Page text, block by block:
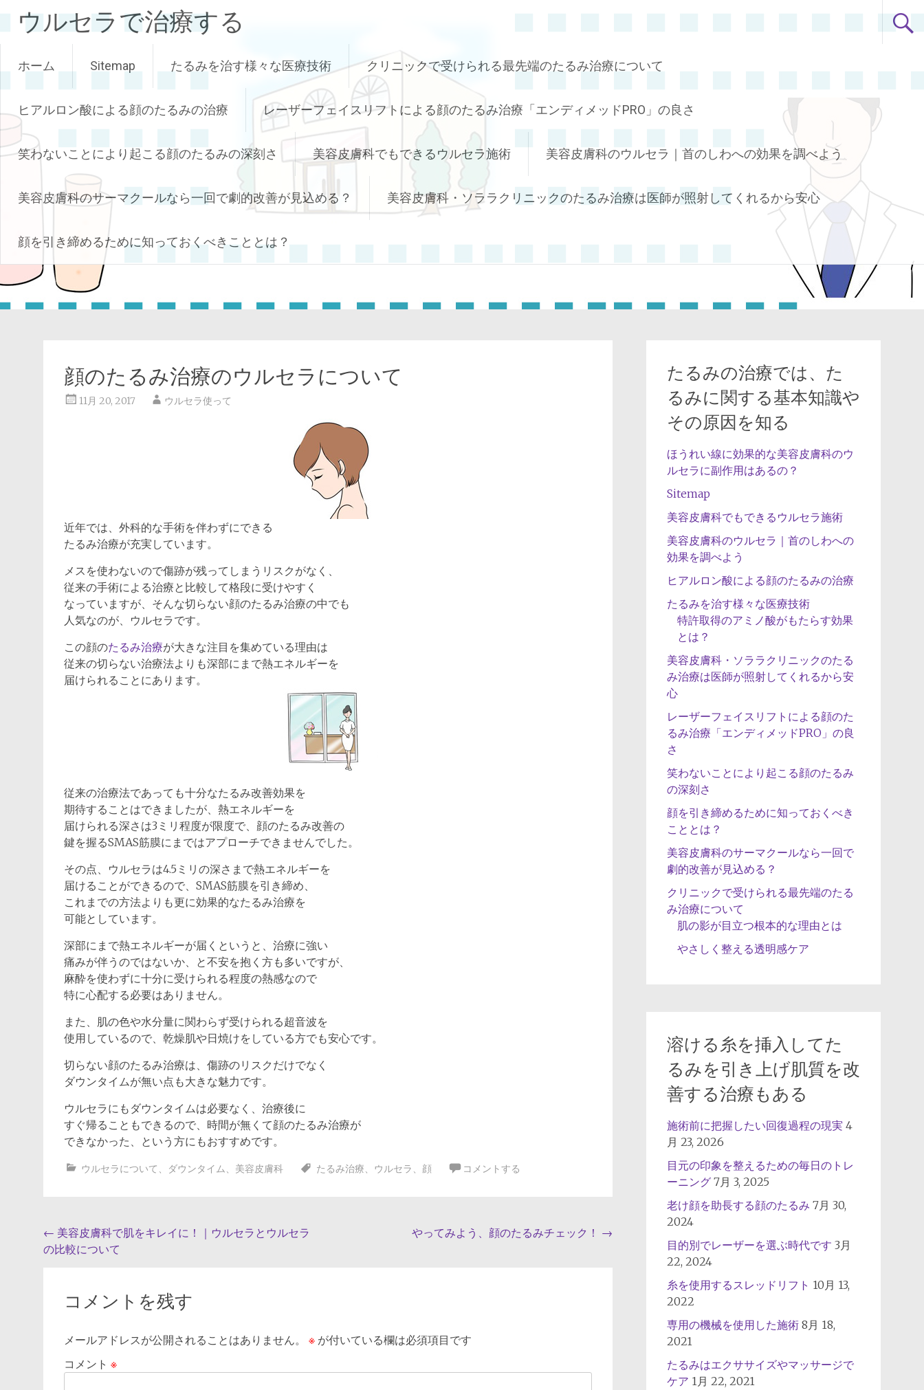
テ
プ
ウルセラで治療する
ホーム Sitemap たるみを治す様々な医療技術 クリニックで受けられる最先端のたるみ治療について
ヒアルロン酸による顔のたるみの治療 レーザーフェイスリフトによる顔のたるみ治療「エンディメッドPRO」の良さ
笑わないことにより起こる顔のたるみの深刻さ 美容皮膚科でもできるウルセラ施術 美容皮膚科のウルセラ｜首のしわへの効果を調べよう
美容皮膚科のサーマクールなら一回で劇的改善が見込める？ 美容皮膚科・ソララクリニックのたるみ治療は医師が照射してくれるから安心
顔を引き締めるために知っておくべきこととは？
顔のたるみ治療のウルセラについて
11月 20, 2017 ウルセラ使って
近年では、外科的な手術を伴わずにできる
たるみ治療が充実しています。
メスを使わないので傷跡が残ってしまうリスクがなく、
従来の手術による治療と比較して格段に受けやすく
なっていますが、そんな切らない顔のたるみ治療の中でも
人気なのが、ウルセラです。
この顔のたるみ治療が大きな注目を集めている理由は
従来の切らない治療法よりも深部にまで熱エネルギーを
届けられることにあります。
従来の治療法であっても十分なたるみ改善効果を
期待することはできましたが、熱エネルギーを
届けられる深さは3ミリ程度が限度で、顔のたるみ改善の
鍵を握るSMAS筋膜にまではアプローチできませんでした。
その点、ウルセラは4.5ミリの深さまで熱エネルギーを
届けることができるので、SMAS筋膜を引き締め、
これまでの方法よりも更に効果的なたるみ治療を
可能としています。
深部にまで熱エネルギーが届くというと、治療に強い
痛みが伴うのではないか、と不安を抱く方も多いですが、
麻酔を使わずに十分に受けられる程度の熱感なので
特に心配する必要はありません。
また、肌の色や水分量に関わらず受けられる超音波を
使用しているので、乾燥肌や日焼けをしている方でも安心です。
切らない顔のたるみ治療は、傷跡のリスクだけでなく
ダウンタイムが無い点も大きな魅力です。
ウルセラにもダウンタイムは必要なく、治療後に
すぐ帰ることもできるので、時間が無くて顔のたるみ治療が
できなかった、という方にもおすすめです。
ウルセラについて 、 ダウンタイム、 美容皮膚科 たるみ治療、 ウルセラ 、 顔 コメントする
投
稿
← 美容皮膚科で肌をキレイに！｜ウルセラとウルセラ
の比較について
やってみよう、顔のたるみチェック！ →
コメントを残す
メールアドレスが公開されることはありません。 ※ が付いている欄は必須項目です
コメント ※
たるみの治療では、た
るみに関する基本知識や
その原因を知る
ほうれい線に効果的な美容皮膚科のウ
ルセラに副作用はあるの？
Sitemap
美容皮膚科でもできるウルセラ施術
美容皮膚科のウルセラ｜首のしわへの
効果を調べよう
ヒアルロン酸による顔のたるみの治療
たるみを治す様々な医療技術
特許取得のアミノ酸がもたらす効果
とは？
美容皮膚科・ソララクリニックのたる
み治療は医師が照射してくれるから安
心
レーザーフェイスリフトによる顔のた
るみ治療「エンディメッドPRO」の良
さ
笑わないことにより起こる顔のたるみ
の深刻さ
顔を引き締めるために知っておくべき
こととは？
美容皮膚科のサーマクールなら一回で
劇的改善が見込める？
クリニックで受けられる最先端のたる
み治療について
肌の影が目立つ根本的な理由とは
やさしく整える透明感ケア
溶ける糸を挿入してた
るみを引き上げ肌質を改
善する治療もある
施術前に把握したい回復過程の現実 4
月 23, 2026
目元の印象を整えるための毎日のトレ
ーニング 7月 3, 2025
老け顔を助長する顔のたるみ 7月 30,
2024
目的別でレーザーを選ぶ時代です 3月
22, 2024
糸を使用するスレッドリフト 10月 13,
2022
専用の機械を使用した施術 8月 18,
2021
たるみはエクササイズやマッサージで
ケア 1月 22, 2021